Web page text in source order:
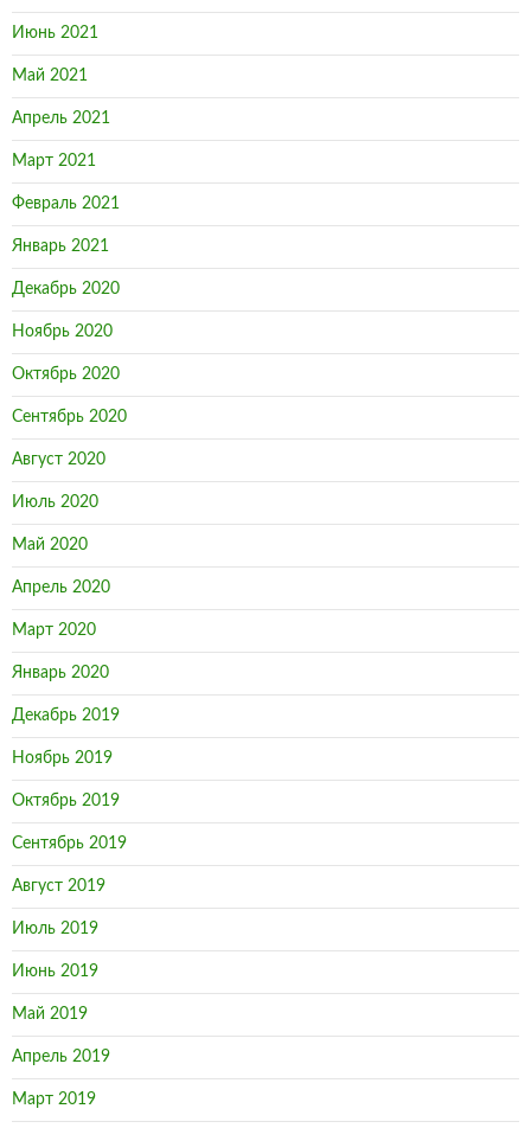
Июнь 2021
Май 2021
Апрель 2021
Март 2021
Февраль 2021
Январь 2021
Декабрь 2020
Ноябрь 2020
Октябрь 2020
Сентябрь 2020
Август 2020
Июль 2020
Май 2020
Апрель 2020
Март 2020
Январь 2020
Декабрь 2019
Ноябрь 2019
Октябрь 2019
Сентябрь 2019
Август 2019
Июль 2019
Июнь 2019
Май 2019
Апрель 2019
Март 2019